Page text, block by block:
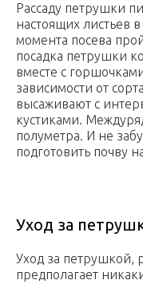
Рассаду петрушки
настоящих листьев
момента посева
посадка петрушки
вместе с
зависимости от
высаживают с
кустиками.
полуметра. И не
подготовить почву
Уход за
Уход за петрушкой,
предполагает